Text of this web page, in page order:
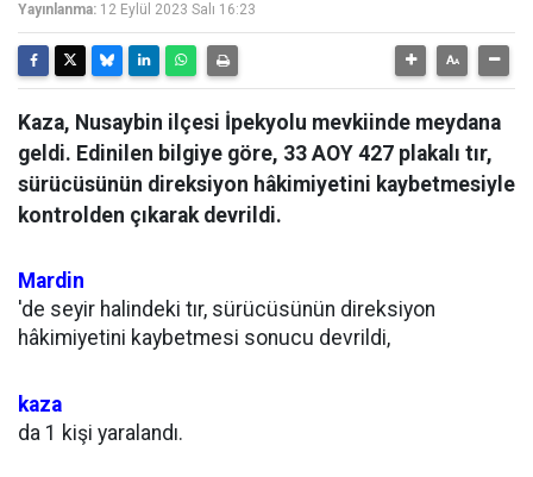
Yayınlanma: 12 Eylül 2023 Salı 16:23
Kaza, Nusaybin ilçesi İpekyolu mevkiinde meydana
geldi. Edinilen bilgiye göre, 33 AOY 427 plakalı tır,
sürücüsünün direksiyon hâkimiyetini kaybetmesiyle
kontrolden çıkarak devrildi.
Mardin
'de seyir halindeki tır, sürücüsünün direksiyon
hâkimiyetini kaybetmesi sonucu devrildi,
kaza
da 1 kişi yaralandı.